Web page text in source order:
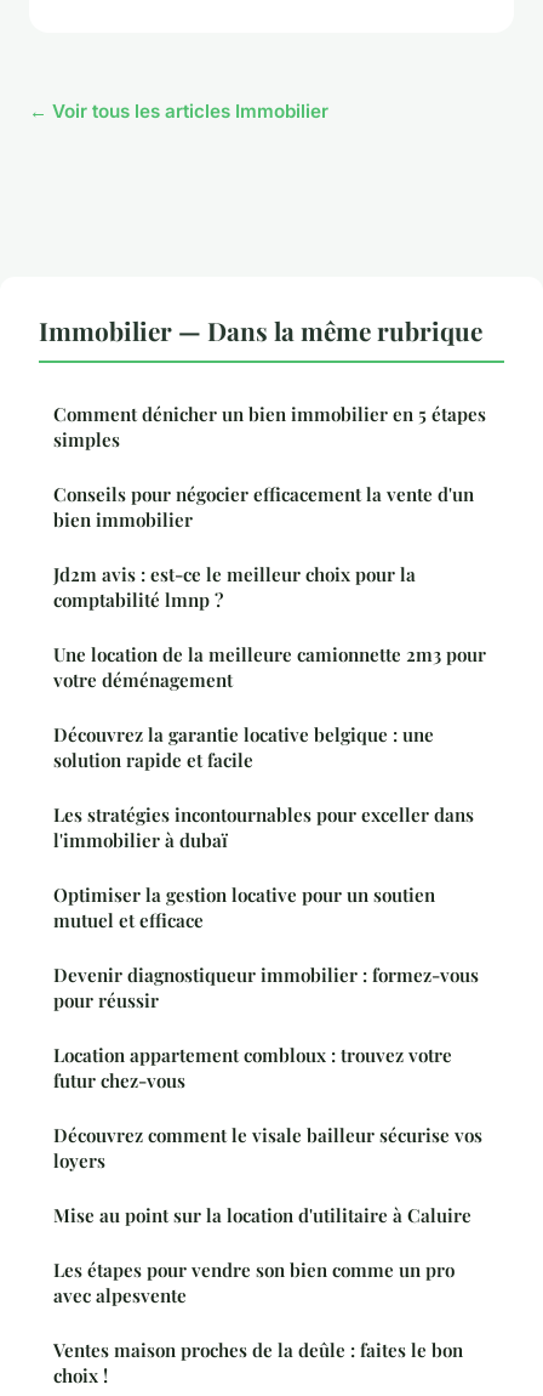
← Voir tous les articles Immobilier
Immobilier — Dans la même rubrique
Comment dénicher un bien immobilier en 5 étapes
simples
Conseils pour négocier efficacement la vente d'un
bien immobilier
Jd2m avis : est-ce le meilleur choix pour la
comptabilité lmnp ?
Une location de la meilleure camionnette 2m3 pour
votre déménagement
Découvrez la garantie locative belgique : une
solution rapide et facile
Les stratégies incontournables pour exceller dans
l'immobilier à dubaï
Optimiser la gestion locative pour un soutien
mutuel et efficace
Devenir diagnostiqueur immobilier : formez-vous
pour réussir
Location appartement combloux : trouvez votre
futur chez-vous
Découvrez comment le visale bailleur sécurise vos
loyers
Mise au point sur la location d'utilitaire à Caluire
Les étapes pour vendre son bien comme un pro
avec alpesvente
Ventes maison proches de la deûle : faites le bon
choix !